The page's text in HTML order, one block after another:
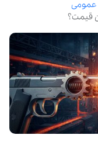
عمومی
قیمت؟